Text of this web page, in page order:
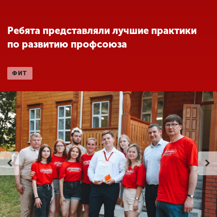
Другие виды
Студенческая жизнь
Сведения об
образовательной
организации
ENG SPN CHI
Ребята представляли лучшие практики
по развитию профсоюза
ФИТ